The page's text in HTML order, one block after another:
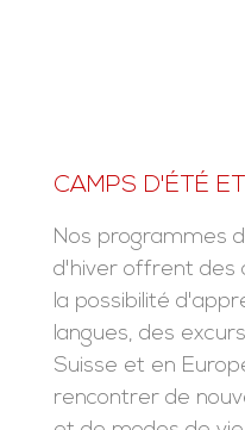
CAMPS D'ÉTÉ
Nos programmes
d'hiver offrent des
la possibilité
langues, des
Suisse et en
rencontrer de